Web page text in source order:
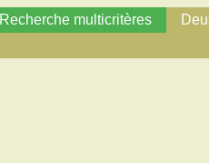
Recherche multicritères